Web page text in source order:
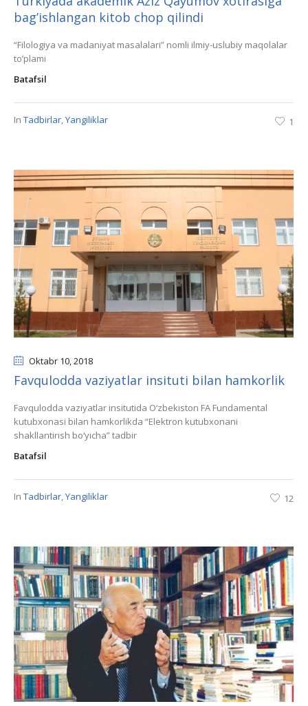
bagʼishlangan kitob chop qilindi
“Filologiya va madaniyat masalalari” nomli ilmiy-uslubiy maqolalar
toʼplami
Batafsil
In Tadbirlar,Yangiliklar 1
Oktabr 10, 2018
Favqulodda vaziyatlar insituti bilan hamkorlik
Favqulodda vaziyatlar insitutida O‘zbekiston FA Fundamental
kutubxonasi bilan hamkorlikda “Elektron kutubxonani
shakllantirish bo‘yicha” tadbir
Batafsil
In Tadbirlar,Yangiliklar 12